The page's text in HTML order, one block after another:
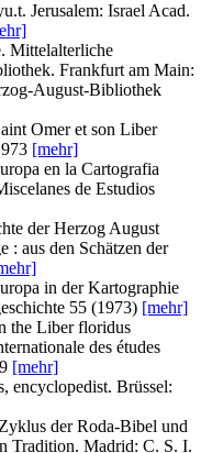
Jerusalem: Israel Acad.
. Mittelalterliche
Frankfurt am Main:
August-Bibliothek
Omer et son Liber
[mehr]
en la Cartografia
de Estudios
der Herzog August
: aus den Schätzen der
in der Kartographie
55 (1973) [mehr]
the Liber floridus
des études
[mehr]
encyclopedist. Brüssel:
der Roda-Bibel und
Tradition. Madrid: C. S. I.